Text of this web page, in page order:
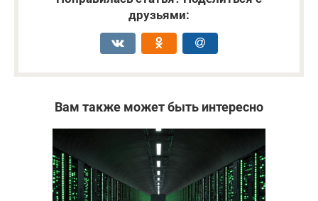
друзьями:
Вам также может быть интересно